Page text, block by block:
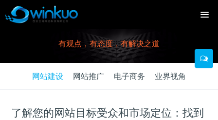
有观点，有态度，有解决之道
网站建设 网站推广 电子商务 业界视角
了解您的网站目标受众和市场定位：找到